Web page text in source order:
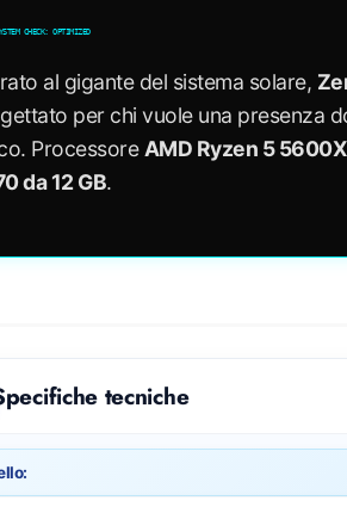
CHECK: OPTIMIZED
al gigante del sistema solare,
per chi vuole una presenza
Processore AMD Ryzen 5 5600X
da 12 GB.
tecniche